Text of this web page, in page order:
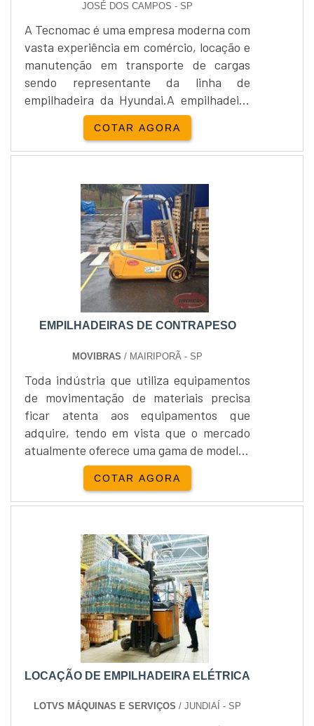
JOSÉ DOS CAMPOS - SP
A Tecnomac é uma empresa moderna com
vasta experiência em comércio, locação e
manutenção em transporte de cargas
sendo representante da linha de
empilhadeira da Hyundai.A empilhadeira
de elevação elétrica da Hyundai possui
uma capacidade de carga de 1.000kg com
elevação elétrica máxima de 2.600 mm, a
empilhadeira de elevação elétrica possui
motor de corrente contínua garantindo a
alta confiabilidade.A oti....
COTAR AGORA
EMPILHADEIRAS DE CONTRAPESO
MOVIBRAS / MAIRIPORÃ - SP
Toda indústria que utiliza equipamentos
de movimentação de materiais precisa
ficar atenta aos equipamentos que
adquire, tendo em vista que o mercado
atualmente oferece uma gama de modelos
que podem ser aplicados a inúmeras
realidades das empresas. Um bom
exemplo disso, são as empilhadeiras de
modelo pode ser utilizado em ambientes
externos ou internos. Características das
empilhadeiras de contrapesoEste
COTAR AGORA
LOCAÇÃO DE EMPILHADEIRA ELÉTRICA
LOTVS MÁQUINAS E SERVIÇOS / JUNDIAÍ - SP